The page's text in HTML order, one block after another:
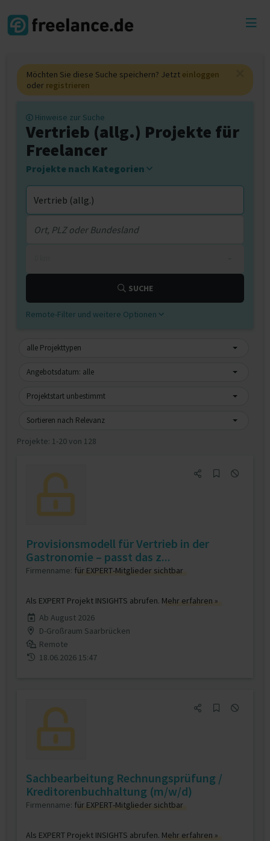
Möchten Sie diese Suche speichern? Jetzt einloggen
oder registrieren
Hinweise zur Suche
Vertrieb (allg.) Projekte für
Freelancer
Projekte nach Kategorien
SUCHE
Remote-Filter und weitere Optionen
alle Projekttypen
Angebotsdatum: alle
Projektstart unbestimmt
Sortieren nach Relevanz
Projekte: 1-20 von 128
Provisionsmodell für Vertrieb in der
Gastronomie – passt das z...
Firmenname: für EXPERT-Mitglieder sichtbar
Als EXPERT Projekt INSIGHTS abrufen. Mehr erfahren »
Ab August 2026
D-Großraum Saarbrücken
Remote
18.06.2026 15:47
Sachbearbeitung Rechnungsprüfung /
Kreditorenbuchhaltung (m/w/d)
Firmenname: für EXPERT-Mitglieder sichtbar
Als EXPERT Projekt INSIGHTS abrufen. Mehr erfahren »